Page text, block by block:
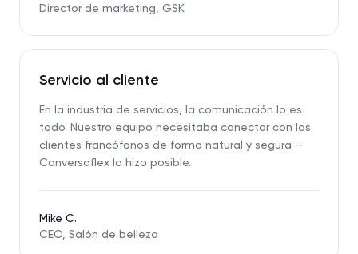
Director de marketing, GSK
Servicio al cliente
En la industria de servicios, la comunicación lo es
todo. Nuestro equipo necesitaba conectar con los
clientes francófonos de forma natural y segura —
Conversaflex lo hizo posible.
Mike C.
CEO, Salón de belleza